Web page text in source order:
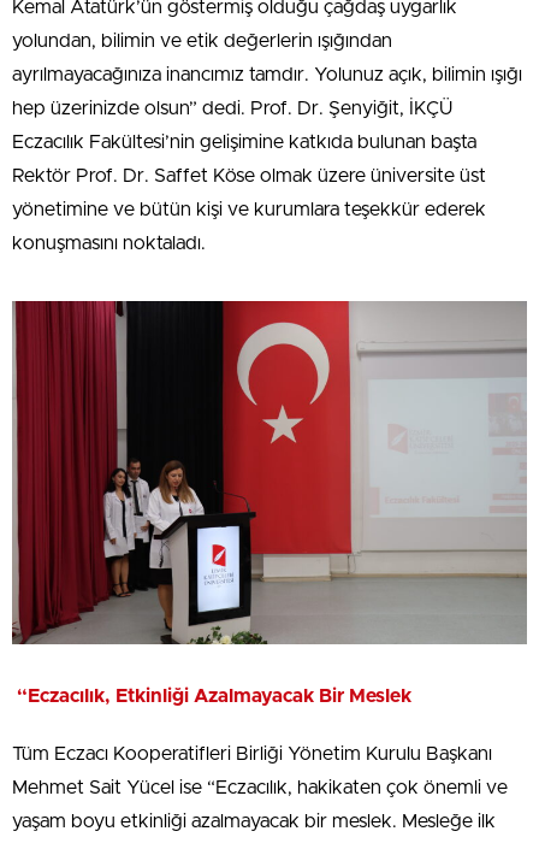
Kemal Atatürk’ün göstermiş olduğu çağdaş uygarlık
yolundan, bilimin ve etik değerlerin ışığından
ayrılmayacağınıza inancımız tamdır. Yolunuz açık, bilimin ışığı
hep üzerinizde olsun” dedi. Prof. Dr. Şenyiğit, İKÇÜ
Eczacılık Fakültesi’nin gelişimine katkıda bulunan başta
Rektör Prof. Dr. Saffet Köse olmak üzere üniversite üst
yönetimine ve bütün kişi ve kurumlara teşekkür ederek
konuşmasını noktaladı.
“Eczacılık, Etkinliği Azalmayacak Bir Meslek
Tüm Eczacı Kooperatifleri Birliği Yönetim Kurulu Başkanı
Mehmet Sait Yücel ise “Eczacılık, hakikaten çok önemli ve
yaşam boyu etkinliği azalmayacak bir meslek. Mesleğe ilk